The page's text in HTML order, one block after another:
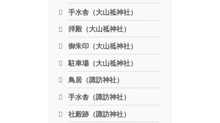
手水舎（大山祗神社）
拝殿（大山祗神社）
御朱印（大山祗神社）
駐車場（大山祗神社）
鳥居（諏訪神社）
手水舎（諏訪神社）
社殿跡（諏訪神社）